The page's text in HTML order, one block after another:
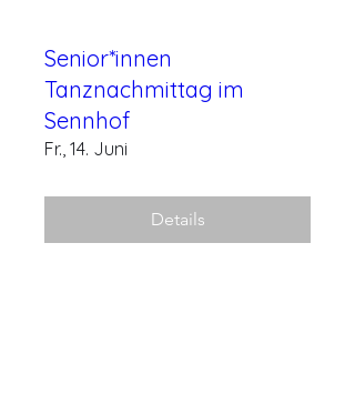
Senior*innen
Tanznachmittag im
Sennhof
Fr., 14. Juni
Details